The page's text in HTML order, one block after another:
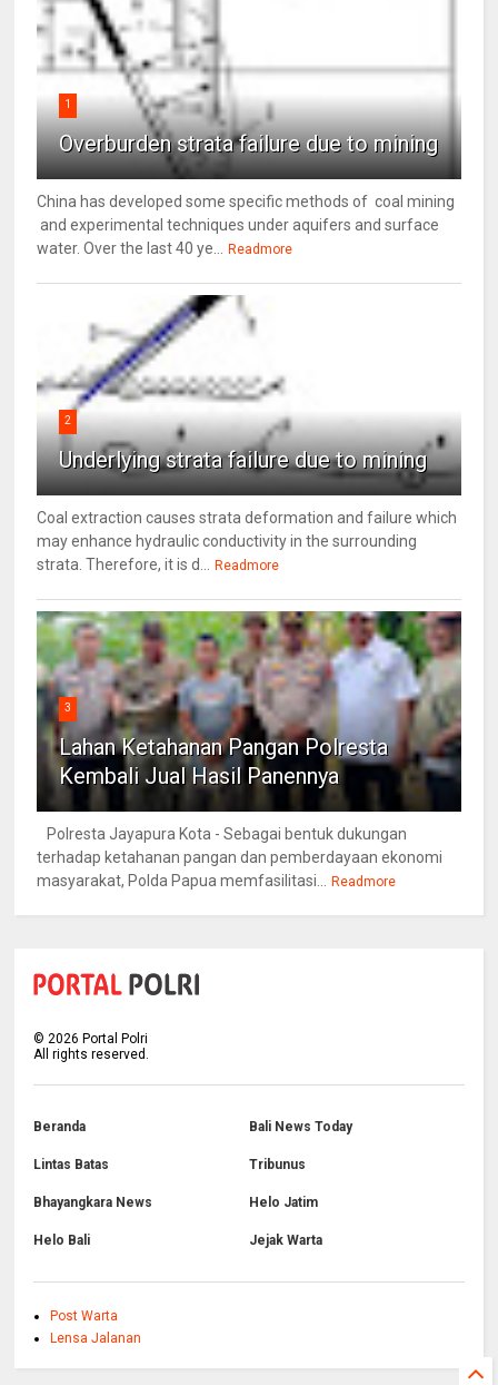
1
Overburden strata failure due to mining
China has developed some specific methods of coal mining
and experimental techniques under aquifers and surface
water. Over the last 40 ye...
Readmore
2
Underlying strata failure due to mining
Coal extraction causes strata deformation and failure which
may enhance hydraulic conductivity in the surrounding
strata. Therefore, it is d...
Readmore
3
Lahan Ketahanan Pangan Polresta
Kembali Jual Hasil Panennya
Polresta Jayapura Kota - Sebagai bentuk dukungan
terhadap ketahanan pangan dan pemberdayaan ekonomi
masyarakat, Polda Papua memfasilitasi...
Readmore
© 2026 Portal Polri
All rights reserved.
Beranda Bali News Today
Lintas Batas Tribunus
Bhayangkara News Helo Jatim
Helo Bali Jejak Warta
Post Warta
Lensa Jalanan